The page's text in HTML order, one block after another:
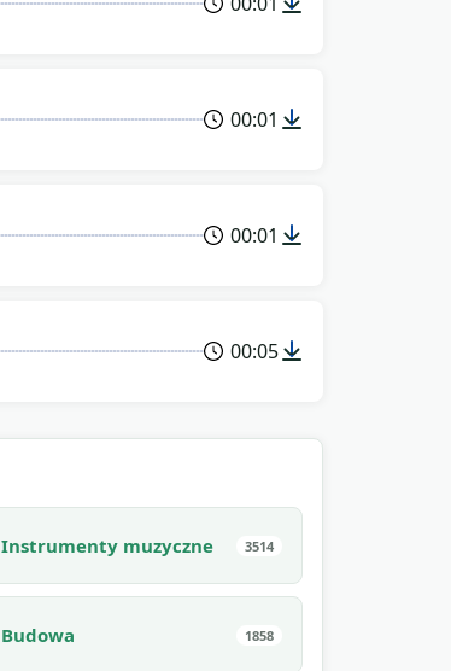
00:01
00:01
00:05
Instrumenty muzyczne 3514
Budowa 1858